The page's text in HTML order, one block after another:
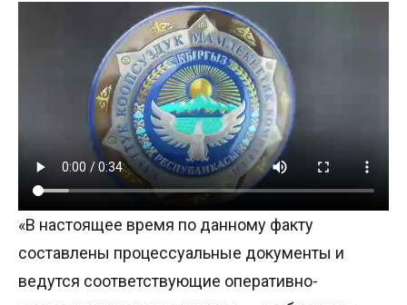
«В настоящее время по данному факту
составлены процессуальные документы и
ведутся соответствующие оперативно-